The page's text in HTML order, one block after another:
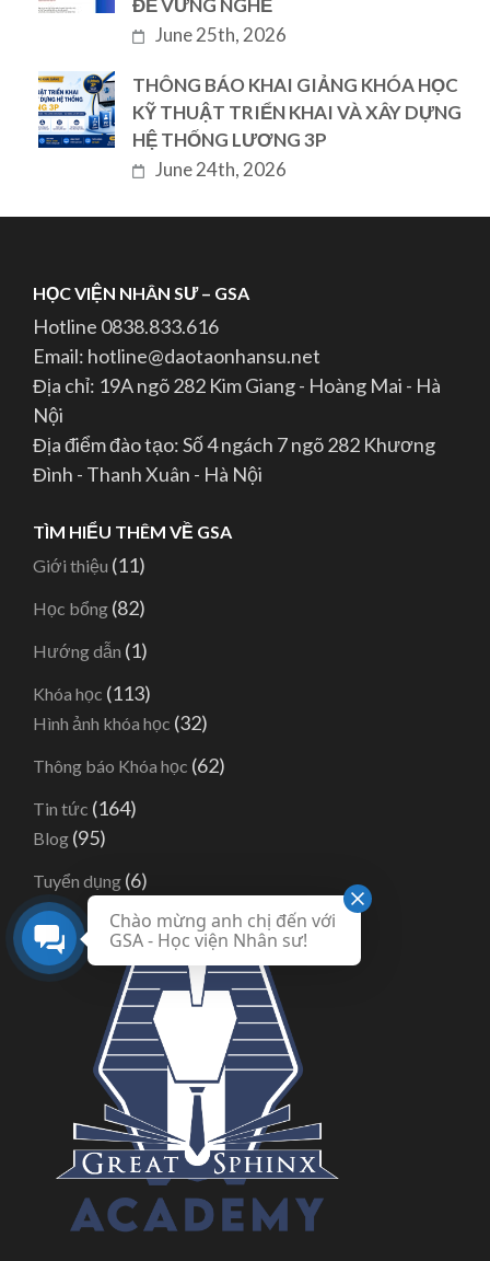
ĐỂ VỮNG NGHỀ
June 25th, 2026
THÔNG BÁO KHAI GIẢNG KHÓA HỌC
KỸ THUẬT TRIỂN KHAI VÀ XÂY DỰNG
HỆ THỐNG LƯƠNG 3P
June 24th, 2026
HỌC VIỆN NHÂN SƯ – GSA
Hotline 0838.833.616
Email: hotline@daotaonhansu.net
Địa chỉ: 19A ngõ 282 Kim Giang - Hoàng Mai - Hà
Nội
Địa điểm đào tạo: Số 4 ngách 7 ngõ 282 Khương
Đình - Thanh Xuân - Hà Nội
TÌM HIỂU THÊM VỀ GSA
Giới thiệu (11)
Học bổng (82)
Hướng dẫn (1)
Khóa học (113)
Hình ảnh khóa học (32)
Thông báo Khóa học (62)
Tin tức (164)
Blog (95)
Tuyển dụng (6)
Chào mừng anh chị đến với
GSA - Học viện Nhân sư!